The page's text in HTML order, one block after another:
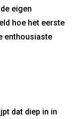
eigen
hoe het eerste
enthousiaste
dat diep in in